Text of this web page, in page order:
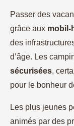
Passer des
grâce aux mobil-
des
d’âge. Les
sécurisées,
pour le bonheur
Les plus jeunes
animés par des